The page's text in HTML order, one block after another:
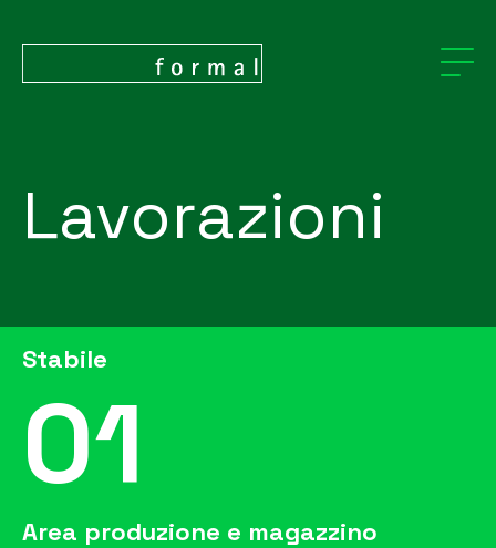
Lavorazioni
Stabile
01
Area produzione e magazzino